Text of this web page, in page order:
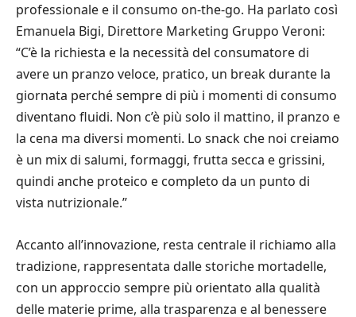
professionale e il consumo on-the-go. Ha parlato così
Emanuela Bigi, Direttore Marketing Gruppo Veroni:
“C’è la richiesta e la necessità del consumatore di
avere un pranzo veloce, pratico, un break durante la
giornata perché sempre di più i momenti di consumo
diventano fluidi. Non c’è più solo il mattino, il pranzo e
la cena ma diversi momenti. Lo snack che noi creiamo
è un mix di salumi, formaggi, frutta secca e grissini,
quindi anche proteico e completo da un punto di
vista nutrizionale.”
Accanto all’innovazione, resta centrale il richiamo alla
tradizione, rappresentata dalle storiche mortadelle,
con un approccio sempre più orientato alla qualità
delle materie prime, alla trasparenza e al benessere